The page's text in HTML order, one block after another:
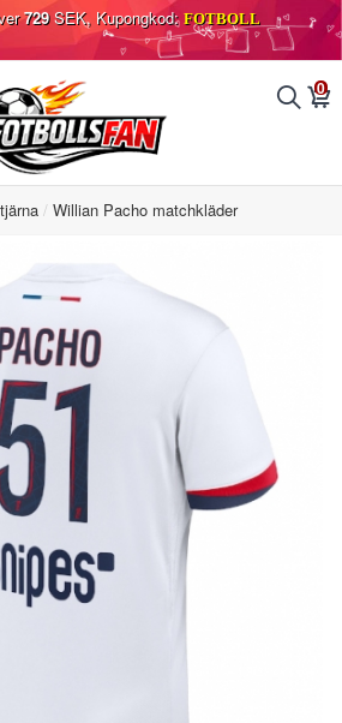
729SEK, Kupongkod: FOTBOLL
󰂨 0
󰃦
Willian Pacho matchkläder